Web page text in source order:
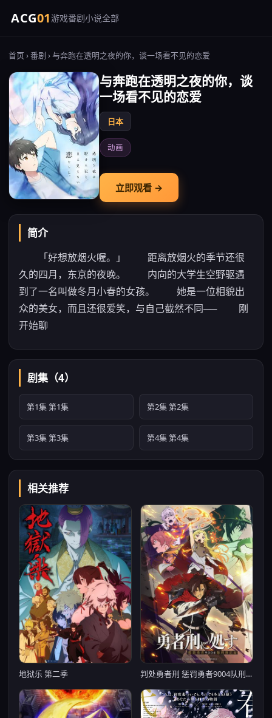
ACG01游戏番剧小说全部
首页 ›番剧 › 与奔跑在透明之夜的你，谈一场看不见的恋爱
与奔跑在透明之夜的你，谈
一场看不见的恋爱
日本
动画
立即观看 →
简介
「好想放烟火喔。」 距离放烟火的季节还很
久的四月，东京的夜晚。 内向的大学生空野驱遇
到了一名叫做冬月小春的女孩。 她是一位相貌出
众的美女，而且还很爱笑，与自己截然不同── 刚
开始聊
剧集（4）
第1集 第1集 第2集 第2集
第3集 第3集 第4集 第4集
相关推荐
地狱乐 第二季 判处勇者刑 惩罚勇者9004队刑务纪录